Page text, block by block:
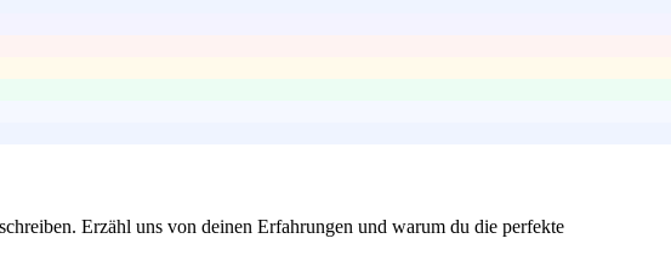
Erzähl uns von deinen Erfahrungen und warum du die perfekte